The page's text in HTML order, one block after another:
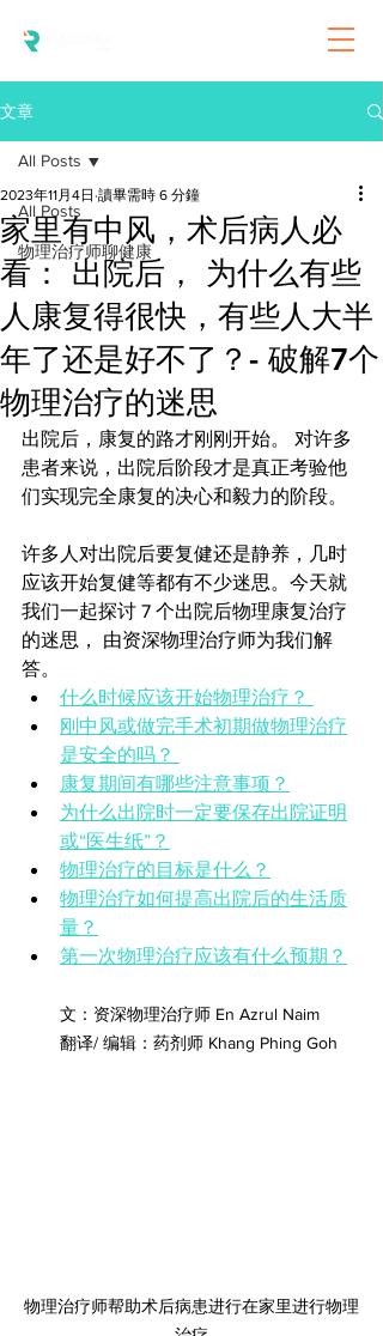
文章
All Posts
物理治疗师聊健康
All Posts
家里有中风，术后病人必
看： 出院后， 为什么有些
人康复得很快，有些人大半
年了还是好不了？- 破解7个
物理治疗的迷思
2023年11月4日 讀畢需時 6 分鐘
出院后，康复的路才刚刚开始。 对许多
患者来说，出院后阶段才是真正考验他
们实现完全康复的决心和毅力的阶段。
许多人对出院后要复健还是静养，几时
应该开始复健等都有不少迷思。今天就
我们一起探讨 7 个出院后物理康复治疗
的迷思， 由资深物理治疗师为我们解
答。
什么时候应该开始物理治疗？
刚中风或做完手术初期做物理治疗
是安全的吗？
康复期间有哪些注意事项？
为什么出院时一定要保存出院证明
或“医生纸”？
物理治疗的目标是什么？
物理治疗如何提高出院后的生活质
量？
第一次物理治疗应该有什么预期？
文：资深物理治疗师 En Azrul Naim
翻译/ 编辑：药剂师 Khang Phing Goh
物理治疗师帮助术后病患进行在家里进行物理